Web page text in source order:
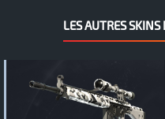
LES AUTRES SKINS